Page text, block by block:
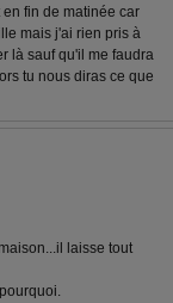
fin de matinée car
mais j'ai rien pris à
là sauf qu'il me faudra
tu nous diras ce que
laisse tout